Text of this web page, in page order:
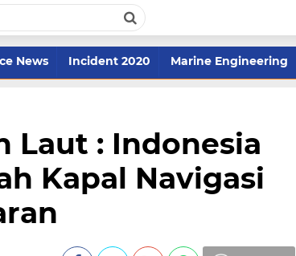
News Incident 2020 Marine Engineering
Laut : Indonesia
Kapal Navigasi